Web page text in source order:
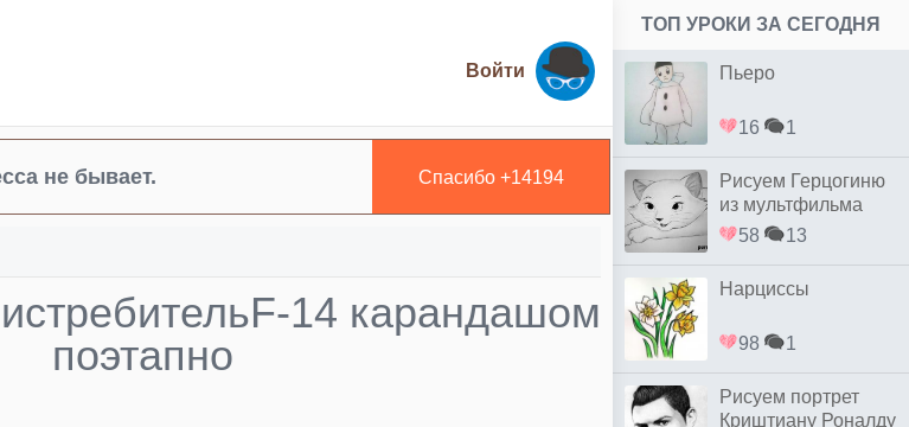
Войти
не бывает. Спасибо +14194
14 карандашом
поэтапно
ТОП УРОКИ ЗА СЕГОДНЯ
Пьеро
16 1
Рисуем Герцогиню
из мультфильма
коты Аристократы
58 13
Нарциссы
98 1
Рисуем портрет
Криштиану Роналду